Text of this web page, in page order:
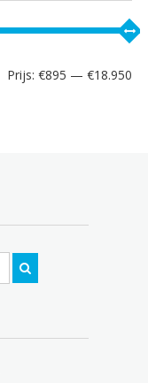
Prijs:€895 —€18.950